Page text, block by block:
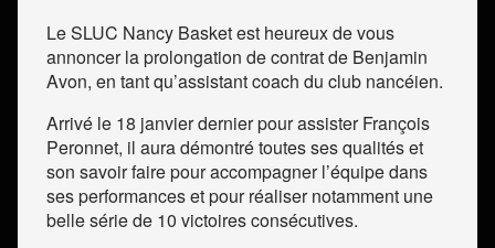
Le SLUC Nancy Basket est heureux de vous
annoncer la prolongation de contrat de Benjamin
Avon, en tant qu’assistant coach du club nancéien.
Arrivé le 18 janvier dernier pour assister François
Peronnet, il aura démontré toutes ses qualités et
son savoir faire pour accompagner l’équipe dans
ses performances et pour réaliser notamment une
belle série de 10 victoires consécutives.